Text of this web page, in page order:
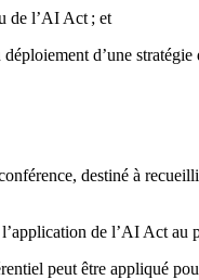
de l’AI Act ; et
déploiement d’une
destiné à
de l’AI Act
peut être appliqué